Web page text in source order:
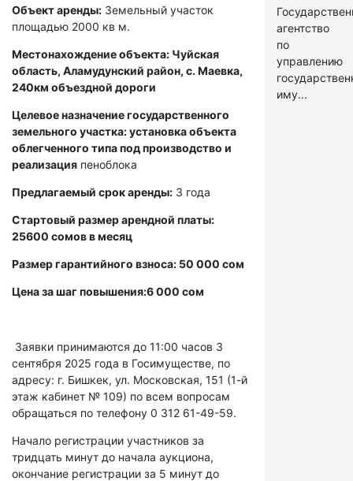
Объект аренды: Земельный участок
площадью 2000 кв м.
Местонахождение объекта: Чуйская
область, Аламудунский район, с. Маевка,
240км объездной дороги
Целевое назначение государственного
земельного участка: установка объекта
облегченного типа под производство и
реализация пеноблока
Предлагаемый срок аренды: 3 года
Стартовый размер арендной платы:
25600 сомов в месяц
Размер гарантийного взноса: 50 000 сом
Цена за шаг повышения:6 000 сом
Заявки принимаются до 11:00 часов 3
сентября 2025 года в Госимуществе, по
адресу: г. Бишкек, ул. Московская, 151 (1-й
этаж кабинет № 109) по всем вопросам
обращаться по телефону 0 312 61-49-59.
Начало регистрации участников за
тридцать минут до начала аукциона,
окончание регистрации за 5 минут до
агентство
по
управлению
иму...